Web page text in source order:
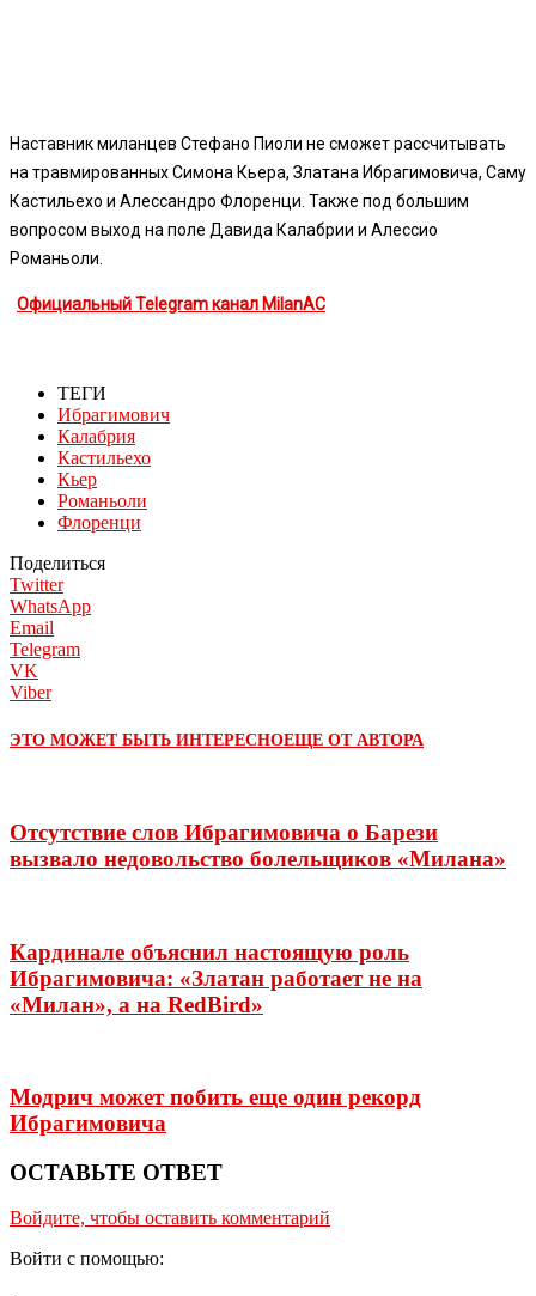
Наставник миланцев Стефано Пиоли не сможет рассчитывать
на травмированных Симона Кьера, Златана Ибрагимовича, Саму
Кастильехо и Алессандро Флоренци. Также под большим
вопросом выход на поле Давида Калабрии и Алессио
Романьоли.
Официальный Telegram канал MilanAC
ТЕГИ
Ибрагимович
Калабрия
Кастильехо
Кьер
Романьоли
Флоренци
Поделиться
Twitter
WhatsApp
Email
Telegram
VK
Viber
ЭТО МОЖЕТ БЫТЬ ИНТЕРЕСНОЕЩЕ ОТ АВТОРА
Отсутствие слов Ибрагимовича о Барези
вызвало недовольство болельщиков «Милана»
Кардинале объяснил настоящую роль
Ибрагимовича: «Златан работает не на
«Милан», а на RedBird»
Модрич может побить еще один рекорд
Ибрагимовича
ОСТАВЬТЕ ОТВЕТ
Войдите, чтобы оставить комментарий
Войти с помощью: